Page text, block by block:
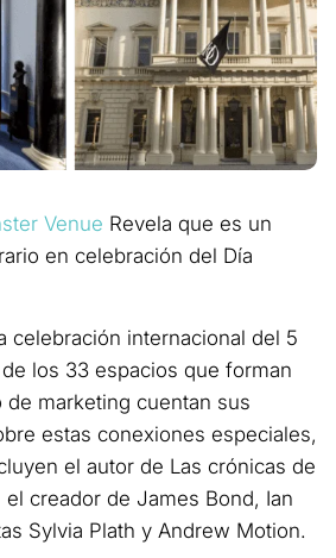
Venue Revela que es un
en celebración del Día
celebración internacional del 5
los 33 espacios que forman
marketing cuentan sus
estas conexiones especiales,
el autor de Las crónicas de
el creador de James Bond, Ian
Sylvia Plath y Andrew Motion.